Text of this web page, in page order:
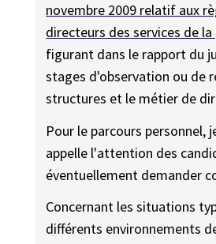
novembre 2009 relatif aux
directeurs des services de
figurant dans le rapport du
stages d'observation ou de
structures et le métier de
Pour le parcours personnel,
appelle l'attention des
éventuellement demander
Concernant les situations
différents environnements